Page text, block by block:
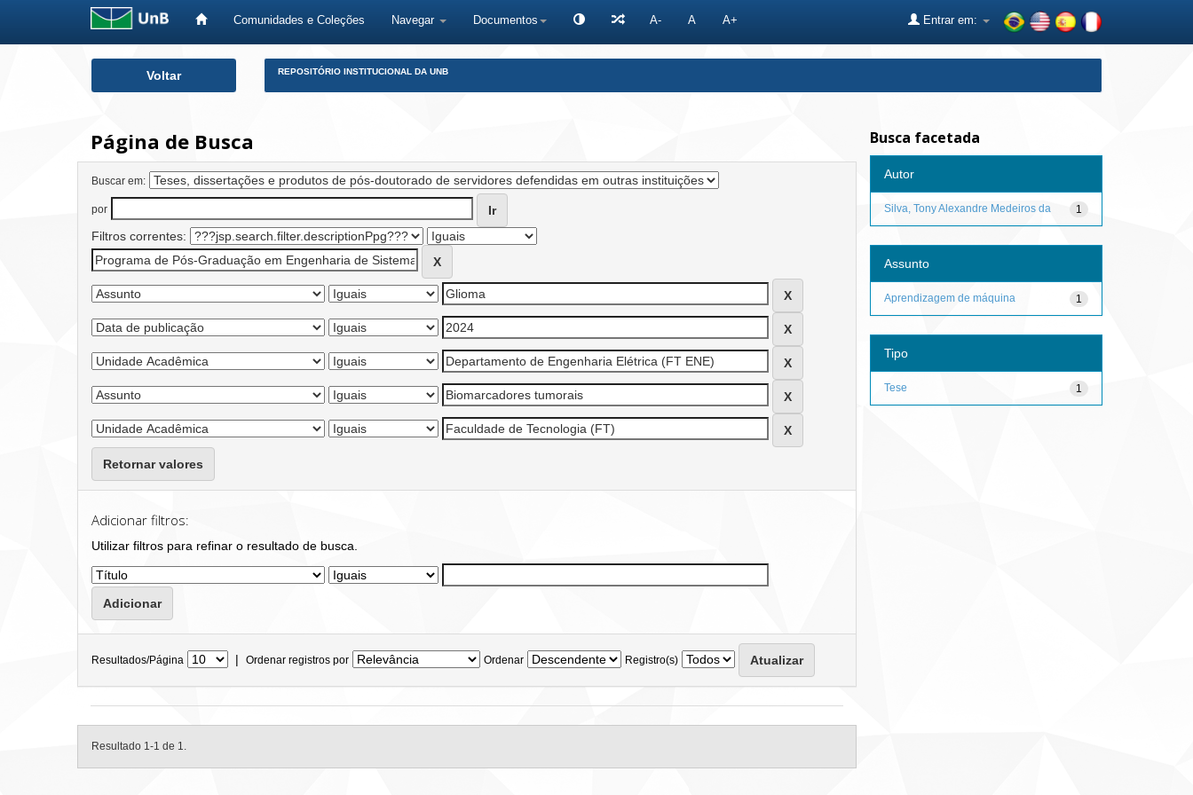
Comunidades e Coleções Navegar Documentos A- A A+ Entrar em:
Voltar REPOSITÓRIO INSTITUCIONAL DA UNB
Página de Busca
Buscar em:
por
Filtros correntes:
Retornar valores
Adicionar filtros:
Utilizar filtros para refinar o resultado de busca.
Resultados/Página | Ordenar registros por Ordenar Registro(s)
Resultado 1-1 de 1.
Busca facetada
Autor
1
Silva, Tony Alexandre Medeiros da
Assunto
1
Aprendizagem de máquina
Tipo
1
Tese